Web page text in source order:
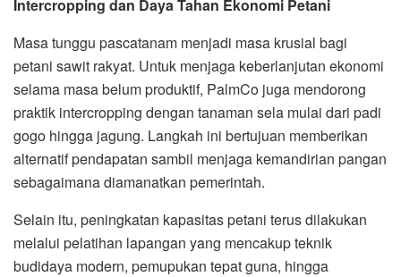
Intercropping dan Daya Tahan Ekonomi Petani
Masa tunggu pascatanam menjadi masa krusial bagi
petani sawit rakyat. Untuk menjaga keberlanjutan ekonomi
selama masa belum produktif, PalmCo juga mendorong
praktik intercropping dengan tanaman sela mulai dari padi
gogo hingga jagung. Langkah ini bertujuan memberikan
alternatif pendapatan sambil menjaga kemandirian pangan
sebagaimana diamanatkan pemerintah.
Selain itu, peningkatan kapasitas petani terus dilakukan
melalui pelatihan lapangan yang mencakup teknik
budidaya modern, pemupukan tepat guna, hingga